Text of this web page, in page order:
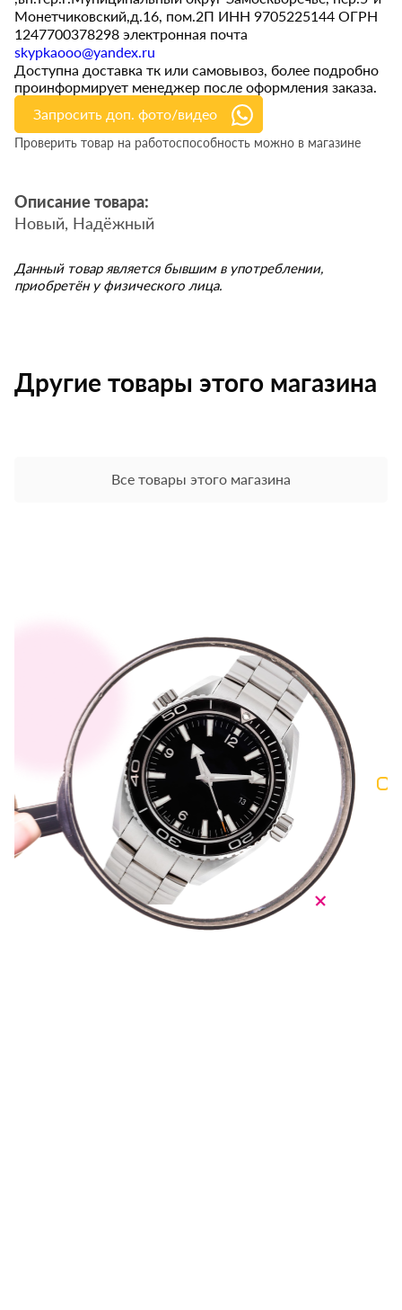
Монетчиковский,д.16, пом.2П ИНН 9705225144 ОГРН
1247700378298 электронная почта
skypkaooo@yandex.ru
Доступна доставка тк или самовывоз, более подробно
проинформирует менеджер после оформления заказа.
Запросить доп. фото/видео
Проверить товар на работоспособность можно в магазине
Описание товара:
Новый, Надёжный
Данный товар является бывшим в употреблении,
приобретён у физического лица.
Другие товары этого магазина
Все товары этого магазина